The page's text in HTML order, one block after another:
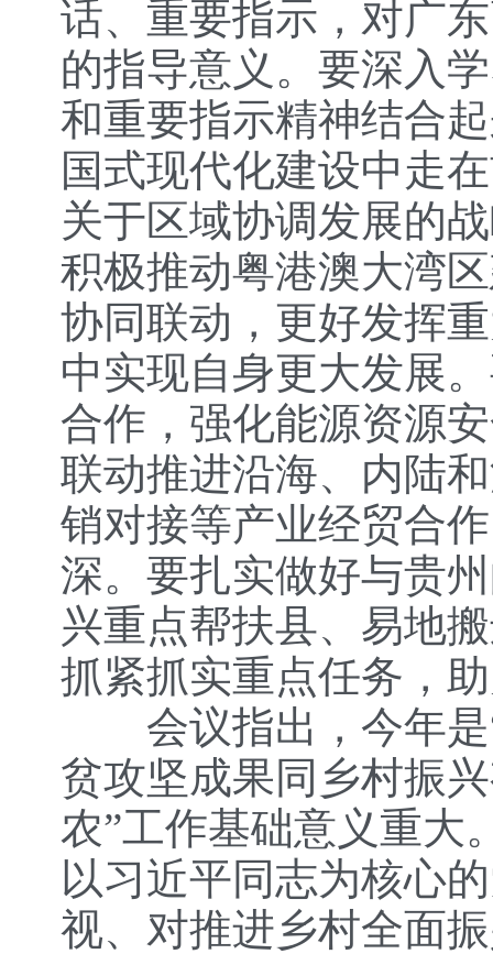
话、重要指示，对广
的指导意义。要深入
和重要指示精神结合
国式现代化建设中走
关于区域协调发展的
积极推动粤港澳大湾
协同联动，更好发挥
中实现自身更大发展
合作，强化能源资源
联动推进沿海、内陆
销对接等产业经贸合
深。要扎实做好与贵
兴重点帮扶县、易地
抓紧抓实重点任务，
会议指出，今年是“
贫攻坚成果同乡村振
农”工作基础意义重大
以习近平同志为核心
视、对推进乡村全面